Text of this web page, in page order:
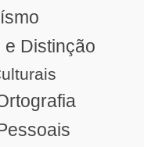
e Distinção